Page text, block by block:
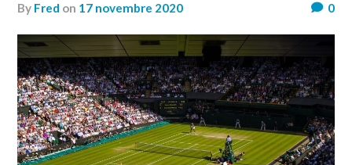
by Fred on 17 novembre 2020 0